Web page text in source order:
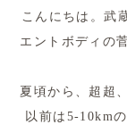
こんにちは。武
エントボディの
夏頃から、超超
以前は5-10km